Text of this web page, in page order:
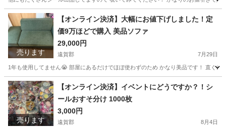
福岡 遠賀郡 その他 スヌーピー
売ります
【オンライン決済】大幅にお値下げしました！定
価9万ほどで購入 美品ソファ
29,000円
遠賀郡 7月29日
1年も使用してません😭 部屋にあるだけでほぼ使わずのため かなり美品です！ 直ぐに
福岡 遠賀郡 ソファ
売ります
【オンライン決済】イベントにどうですか？！シ
ールおすそ分け 1000枚
3,000円
遠賀郡 8月4日